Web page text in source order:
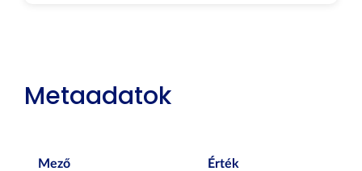
Metaadatok
Mező Érték